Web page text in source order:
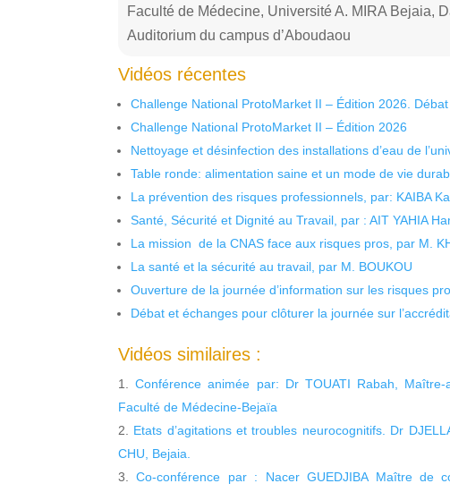
Faculté de Médecine, Université A. MIRA Bejaia,
Auditorium du campus d’Aboudaou
Vidéos récentes
Challenge National ProtoMarket II – Édition 2026. Débat
Challenge National ProtoMarket II – Édition 2026
Nettoyage et désinfection des installations d’eau de
Table ronde: alimentation saine et un mode de vie
La prévention des risques professionnels, par: KAIBA
Santé, Sécurité et Dignité au Travail, par : AIT YAHIA
La mission de la CNAS face aux risques pros, par M.
La santé et la sécurité au travail, par M. BOUKOU
Ouverture de la journée d’information sur les risques
Débat et échanges pour clôturer la journée sur
Vidéos similaires :
Conférence animée par: Dr TOUATI Rabah,
Faculté de Médecine-Bejaïa
Etats d’agitations et troubles neurocognitifs. Dr
CHU, Bejaia.
Co-conférence par : Nacer GUEDJIBA Maître de